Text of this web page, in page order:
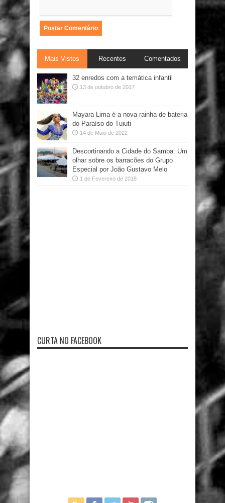
Mais Vistos Recentes Comentados
32 enredos com a temática infantil
13 de outubro de 2017
Mayara Lima é a nova rainha de bateria
do Paraíso do Tuiuti
14 de Maio de 2022
Descortinando a Cidade do Samba: Um
olhar sobre os barracões do Grupo
Especial por João Gustavo Melo
1 de Fevereiro de 2018
CURTA NO FACEBOOK